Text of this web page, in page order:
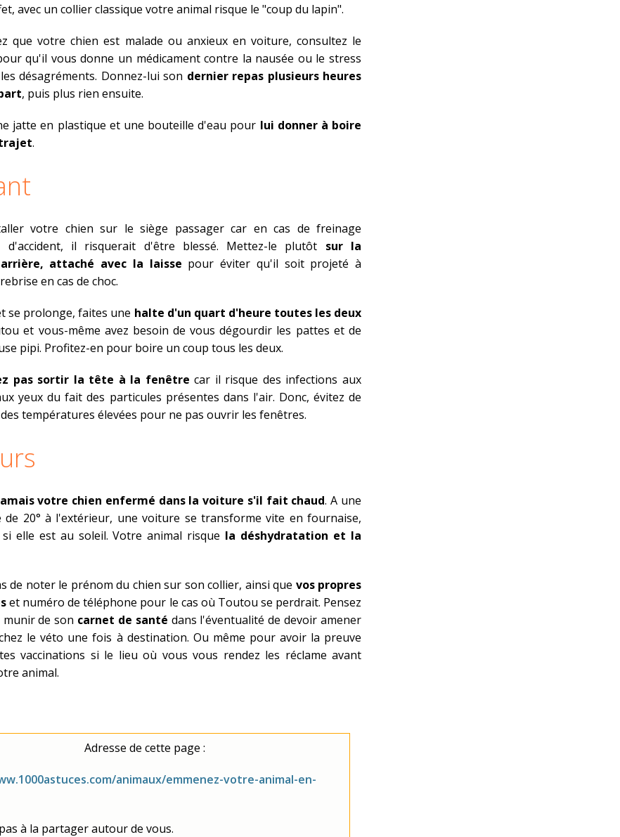
avec un collier classique votre animal risque le "coup du lapin".
que votre chien est malade ou anxieux en voiture, consultez le
qu'il vous donne un médicament contre la nausée ou le stress
désagréments. Donnez-lui son dernier repas plusieurs heures
, puis plus rien ensuite.
jatte en plastique et une bouteille d'eau pour lui donner à boire
.
votre chien sur le siège passager car en cas de freinage
d'accident, il risquerait d'être blessé. Mettez-le plutôt sur la
attaché avec la laisse pour éviter qu'il soit projeté à
en cas de choc.
se prolonge, faites une halte d'un quart d'heure toutes les deux
et vous-même avez besoin de vous dégourdir les pattes et de
pipi. Profitez-en pour boire un coup tous les deux.
pas sortir la tête à la fenêtre car il risque des infections aux
yeux du fait des particules présentes dans l'air. Donc, évitez de
températures élevées pour ne pas ouvrir les fenêtres.
votre chien enfermé dans la voiture s'il fait chaud. A une
de 20° à l'extérieur, une voiture se transforme vite en fournaise,
elle est au soleil. Votre animal risque la déshydratation et la
de noter le prénom du chien sur son collier, ainsi que vos propres
et numéro de téléphone pour le cas où Toutou se perdrait. Pensez
de son carnet de santé dans l'éventualité de devoir amener
le véto une fois à destination. Ou même pour avoir la preuve
vaccinations si le lieu où vous vous rendez les réclame avant
animal.
Adresse de cette page :
animaux/emmenez-votre-animal-en-
à la partager autour de vous.